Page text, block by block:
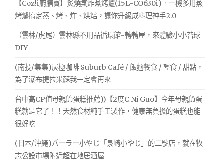
【Coz!i廚膳寶】炙燒氣炸蒸烤爐(15L-CO630i)，一機多用蒸
烤爐搞定蒸、烤、炸、烘焙，讓你升級成料理神手2.0
（雲林/虎尾）雲林縣不用品循環館-轉轉屋，來體驗小小苔球
DIY
(南投/集集)炭極咖啡 Suburb Café / 飯麵餐食 / 輕食 / 甜點，
為了瀑布提拉米蘇我一定會再來
台中高CP值母親節蛋糕推薦))【2度C Ni Guo】今年母親節蛋
糕就是它了！！天然食材純手工製作，健康無負擔的蛋糕也能
很好吃
(日本/沖繩)パーラー小やじ「泉崎小やじ」的二號店，就在牧
志公設市場附近超在地居酒屋